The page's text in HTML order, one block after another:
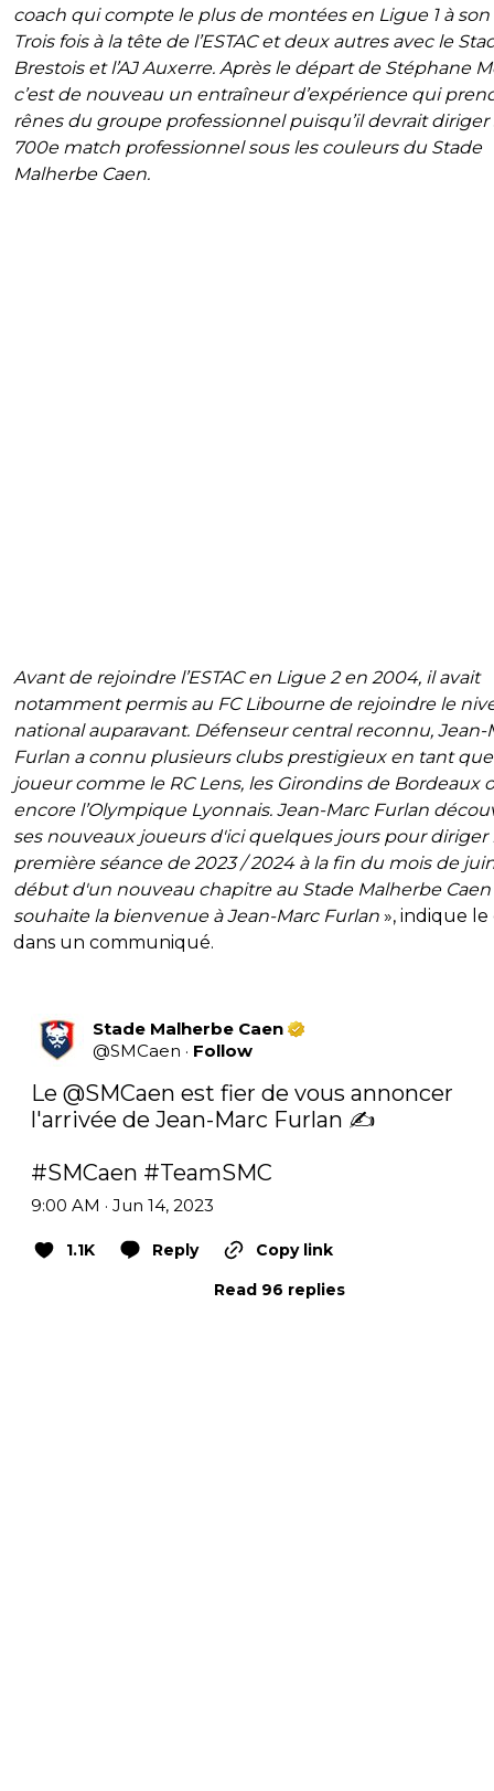
coach qui compte le plus de montées en Ligue 1 à son
Trois fois à la tête de l’ESTAC et deux autres avec le
Brestois et l’AJ Auxerre. Après le départ de Stéphane
c’est de nouveau un entraîneur d’expérience qui
rênes du groupe professionnel puisqu’il devrait diriger
700e match professionnel sous les couleurs du Stade
Malherbe Caen.
Avant de rejoindre l’ESTAC en Ligue 2 en 2004, il avait
notamment permis au FC Libourne de rejoindre le
national auparavant. Défenseur central reconnu, Jean-
Furlan a connu plusieurs clubs prestigieux en tant que
joueur comme le RC Lens, les Girondins de Bordeaux
encore l’Olympique Lyonnais. Jean-Marc Furlan
ses nouveaux joueurs d'ici quelques jours pour diriger
première séance de 2023 / 2024 à la fin du mois de
début d'un nouveau chapitre au Stade Malherbe
souhaite la bienvenue à Jean-Marc Furlan », indique
dans un communiqué.
Stade Malherbe Caen
@SMCaen · Follow
Le @SMCaen est fier de vous annoncer
l'arrivée de Jean-Marc Furlan ✍️
#SMCaen #TeamSMC
9:00 AM · Jun 14, 2023
1.1K Reply
Copy link
Read 96 replies